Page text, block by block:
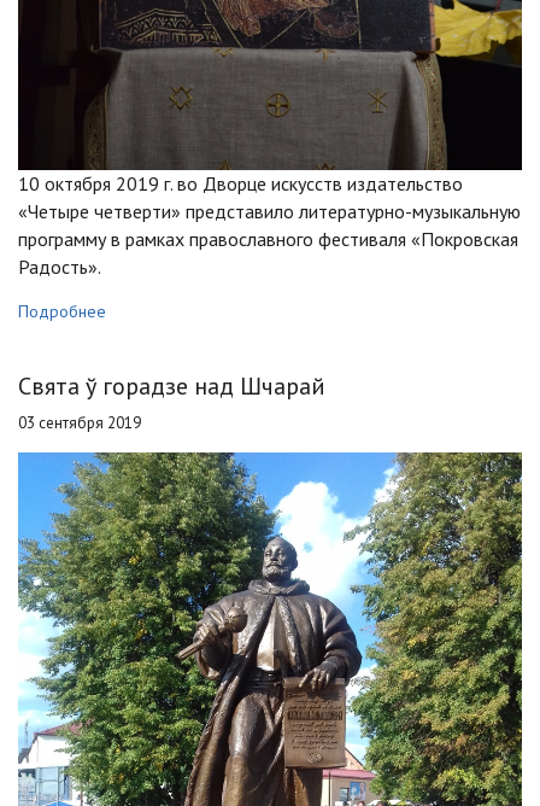
10 октября 2019 г. во Дворце искусств издательство
«Четыре четверти» представило литературно-музыкальную
программу в рамках православного фестиваля «Покровская
Радость».
Подробнее
Свята ў горадзе над Шчарай
03 сентября 2019